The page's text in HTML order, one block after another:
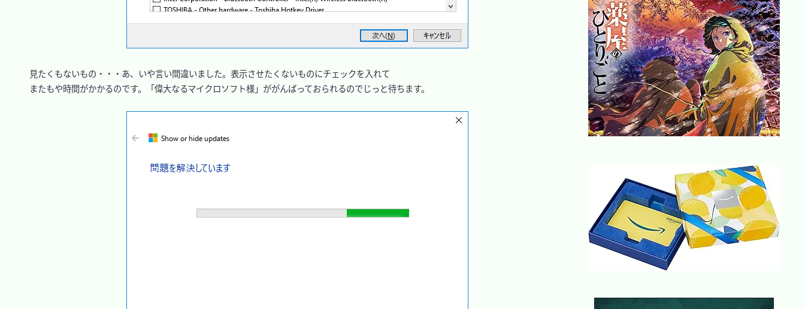
見たくもないもの・・・あ、いや言い間違いました。表示させたくないものにチェックを入れて
またもや時間がかかるのです。「偉大なるマイクロソフト様」ががんばっておられるのでじっと待ちます。